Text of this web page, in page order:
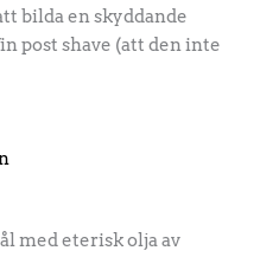
bilda en skyddande
post shave (att den inte
med eterisk olja av